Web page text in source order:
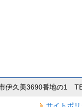
伊久美3690番地の1
サイトポリ